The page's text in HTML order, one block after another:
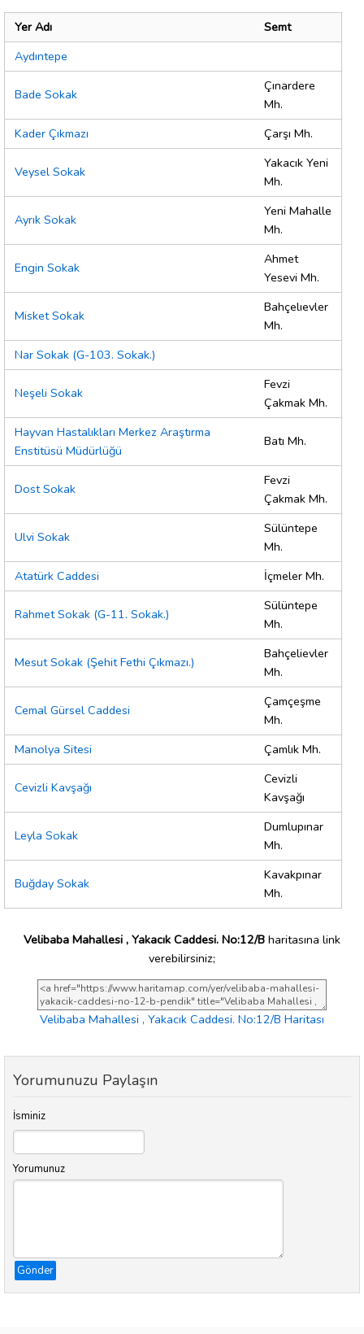
Yer Adı
Semt
Aydıntepe
Bade Sokak
Çınardere
Mh.
Kader Çıkmazı
Çarşı Mh.
Veysel Sokak
Yakacık Yeni
Mh.
Ayrık Sokak
Yeni Mahalle
Mh.
Engin Sokak
Ahmet
Yesevi Mh.
Misket Sokak
Bahçelıevler
Mh.
Nar Sokak (G-103. Sokak.)
Neşeli Sokak
Fevzi
Çakmak Mh.
Hayvan Hastalıkları Merkez Araştırma
Enstitüsü Müdürlüğü
Batı Mh.
Dost Sokak
Fevzi
Çakmak Mh.
Ulvi Sokak
Sülüntepe
Mh.
Atatürk Caddesi
İçmeler Mh.
Rahmet Sokak (G-11. Sokak.)
Sülüntepe
Mh.
Mesut Sokak (Şehit Fethi Çıkmazı.)
Bahçelievler
Mh.
Cemal Gürsel Caddesi
Çamçeşme
Mh.
Manolya Sitesi
Çamlık Mh.
Cevizli Kavşağı
Cevizli
Kavşağı
Leyla Sokak
Dumlupınar
Mh.
Buğday Sokak
Kavakpınar
Mh.
Velibaba Mahallesi , Yakacık Caddesi. No:12/B haritasına link
verebilirsiniz;
Velibaba Mahallesi , Yakacık Caddesi. No:12/B Haritası
Yorumunuzu Paylaşın
İsminiz
Yorumunuz
Gönder